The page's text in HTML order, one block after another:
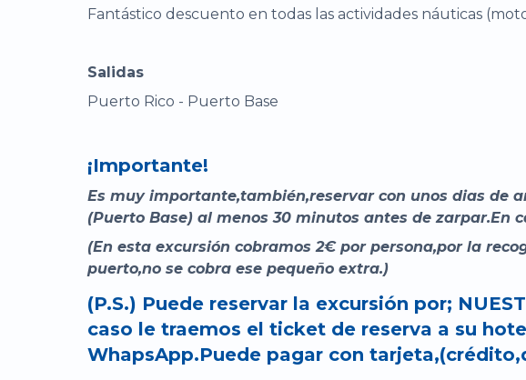
Fantástico descuento en todas las actividades náuticas
Salidas
Puerto Rico - Puerto Base
¡Importante!
Es muy importante,también,reservar con unos dias de
(Puerto Base) al menos 30 minutos antes de zarpar.En
(En esta excursión cobramos 2€ por persona,por la
puerto,no se cobra ese pequeño extra.)
(P.S.) Puede reservar la excursión por;
caso le traemos el ticket de reserva a su
WhapsApp.Puede pagar con